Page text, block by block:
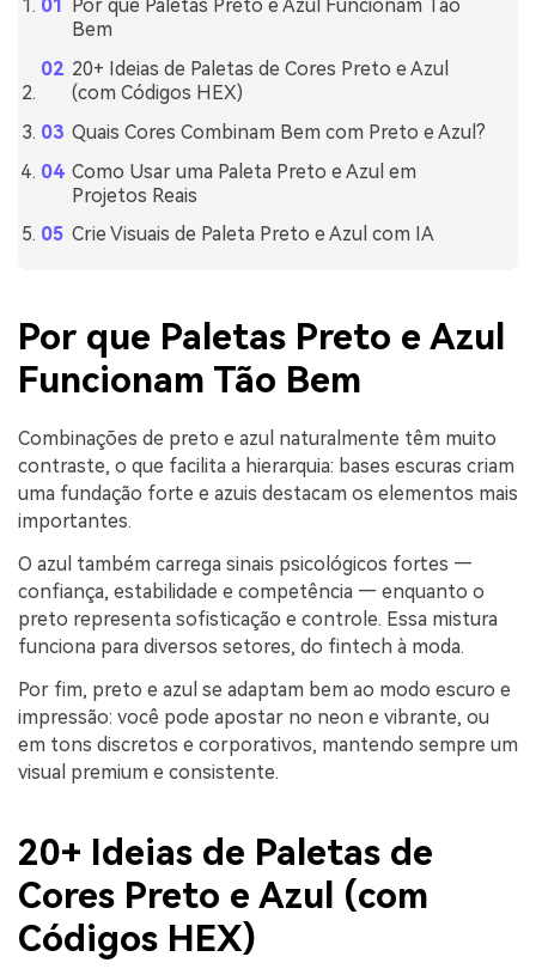
Por que Paletas Preto e Azul Funcionam Tão
Bem
20+ Ideias de Paletas de Cores Preto e Azul
(com Códigos HEX)
Quais Cores Combinam Bem com Preto e Azul?
Como Usar uma Paleta Preto e Azul em
Projetos Reais
Crie Visuais de Paleta Preto e Azul com IA
Por que Paletas Preto e Azul
Funcionam Tão Bem
Combinações de preto e azul naturalmente têm muito
contraste, o que facilita a hierarquia: bases escuras criam
uma fundação forte e azuis destacam os elementos mais
importantes.
O azul também carrega sinais psicológicos fortes —
confiança, estabilidade e competência — enquanto o
preto representa sofisticação e controle. Essa mistura
funciona para diversos setores, do fintech à moda.
Por fim, preto e azul se adaptam bem ao modo escuro e
impressão: você pode apostar no neon e vibrante, ou
em tons discretos e corporativos, mantendo sempre um
visual premium e consistente.
20+ Ideias de Paletas de
Cores Preto e Azul (com
Códigos HEX)